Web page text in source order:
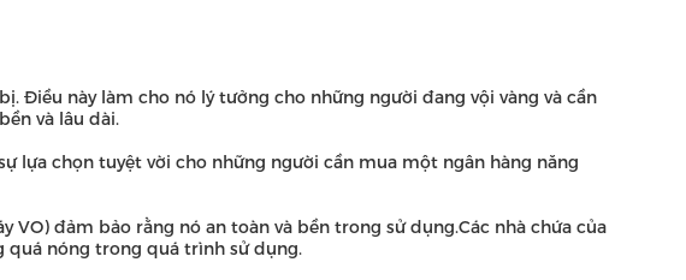
Điều này làm cho nó lý tưởng cho những người đang vội vàng và cần
và lâu dài.
lựa chọn tuyệt vời cho những người cần mua một ngân hàng năng
VO) đảm bảo rằng nó an toàn và bền trong sử dụng.Các nhà chứa của
quá nóng trong quá trình sử dụng.